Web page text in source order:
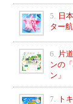
5.
日
ター
6.
片
ンの
ン」
7.
ト